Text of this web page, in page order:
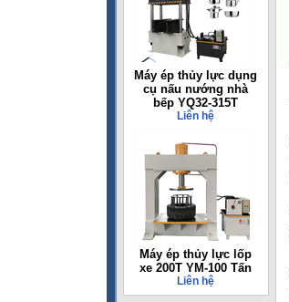
Máy ép thủy lực dụng
cụ nấu nướng nhà
bếp YQ32-315T
Liên hệ
Máy ép thủy lực lốp
xe 200T YM-100 Tấn
Liên hệ